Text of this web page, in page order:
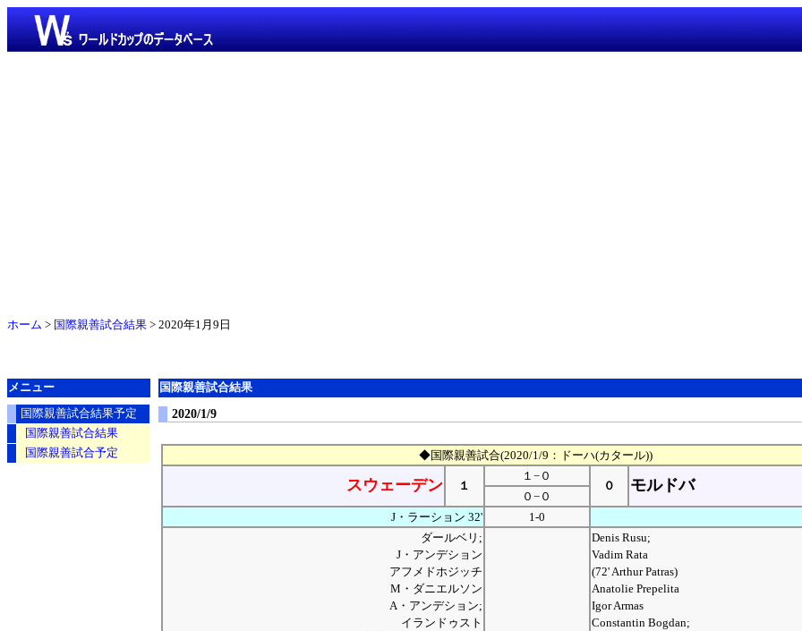
ホーム > 国際親善試合結果 > 2020年1月9日
国際親善試合結果
2020/1/9
◆国際親善試合(2020/1/9：ドーハ(カタール))
スウェーデン １
１−０
０ モルドバ
０−０
J・ラーション 32'
1-0
ダールベリ;
J・アンデション
アフメドホジッチ
M・ダニエルソン
A・アンデション;
イランドゥスト
Denis Rusu;
Vadim Rata
(72' Arthur Patras)
Anatolie Prepelita
Igor Armas
Constantin Bogdan;
メニュー
国際親善試合結果予定
国際親善試合結果
国際親善試合予定